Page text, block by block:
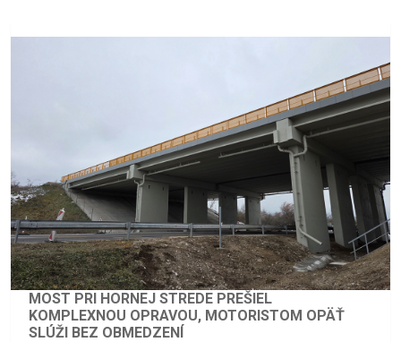
MOST PRI HORNEJ STREDE PREŠIEL
KOMPLEXNOU OPRAVOU, MOTORISTOM OPÄŤ
SLÚŽI BEZ OBMEDZENÍ